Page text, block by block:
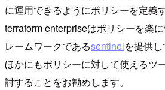
に運用できるようにポリシーを定義
terraform enterpriseはポリシーを楽
レームワークであるsentinelを提供し
ほかにもポリシーに対して使えるツ
討することをお勧めします。